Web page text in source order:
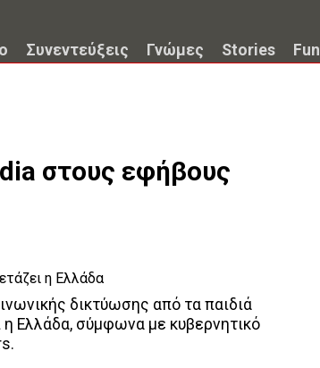
Συνεντεύξεις Γνώμες Stories Fun
στους εφήβους
δικτύωσης από τα παιδιά
Ελλάδα, σύμφωνα με κυβερνητικό